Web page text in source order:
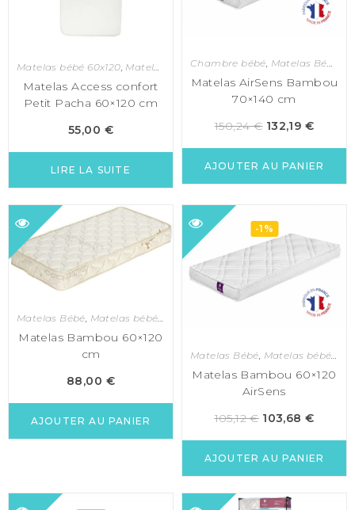
Matelas bébé 60x120 Matelas bébé et enfant
Matelas Access confort
Petit Pacha 60×120 cm
55,00 €
LIRE LA SUITE
Chambre bébé Matelas Bébé
Matelas AirSens Bambou
70×140 cm
150,24€ 132,19 €
AJOUTER AU PANIER
Matelas Bébé Matelas bébé 60x120 Matelas bébé et enfant
Matelas Bambou 60×120
cm
88,00 €
AJOUTER AU PANIER
-1%
Matelas Bébé, Matelas bébé 60x120
Matelas Bambou 60×120
AirSens
105,12€ 103,68€
AJOUTER AU PANIER